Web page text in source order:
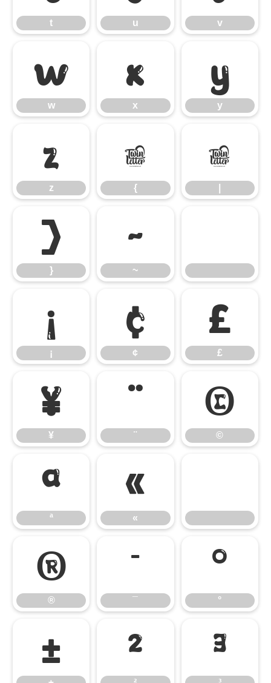
t u v
w
w
x
x
y
y
z
z
{
{
|
}
}
~
~
¡
¡
¢
¢
£
£
¥
¥
¨
¨
©
©
ª
ª
«
«
®
®
¯
¯
°
°
± ² ³